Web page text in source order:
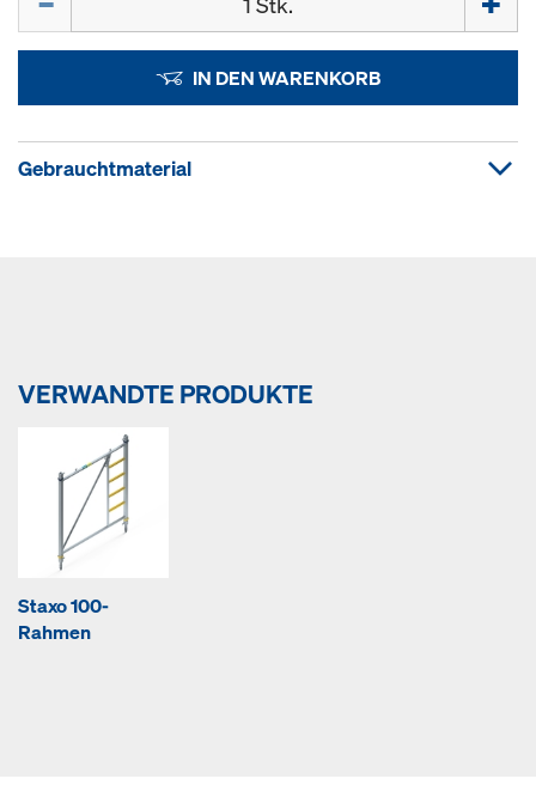
IN DEN WARENKORB
Gebrauchtmaterial
VERWANDTE PRODUKTE
Staxo 100-
Rahmen